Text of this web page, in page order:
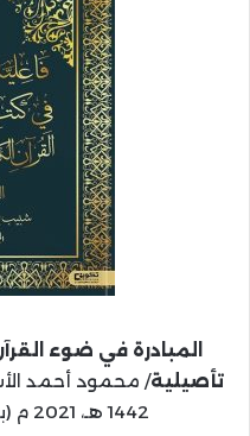
المبادرة في ضوء
تأصيلية/ محمود أحمد
1442 هـ، 2021 م (بحث مكمل للدكتوراه).